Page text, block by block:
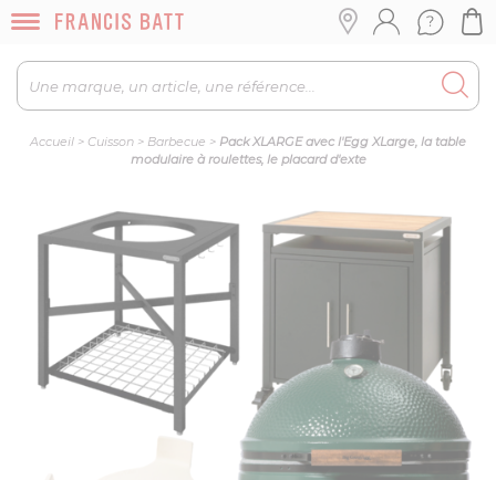
Accueil > Cuisson > Barbecue > Pack XLARGE avec l'Egg XLarge, la table
modulaire à roulettes, le placard d'exte